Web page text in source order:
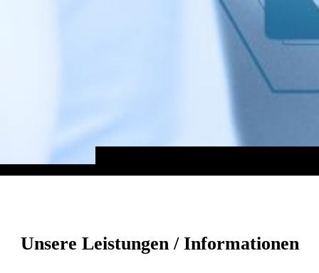
Unsere Leistungen / Informationen